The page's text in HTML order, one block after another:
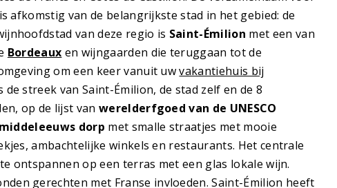
afkomstig van de belangrijkste stad in het gebied: de
van deze regio is Saint-Émilion met een van
Bordeaux en wijngaarden die teruggaan tot de
om een keer vanuit uwvakantiehuis bij
de streek van Saint-Émilion, de stad zelf en de 8
op de lijst van werelderfgoed van de UNESCO
middeleeuws dorp met smalle straatjes met mooie
ambachtelijke winkels en restaurants. Het centrale
ontspannen op een terras met een glas lokale wijn.
gerechten met Franse invloeden. Saint-Émilion heeft